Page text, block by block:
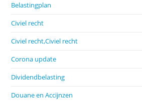
Belastingplan
Civiel recht
Civiel recht,Civiel recht
Corona update
Dividendbelasting
Douane en Accijnzen